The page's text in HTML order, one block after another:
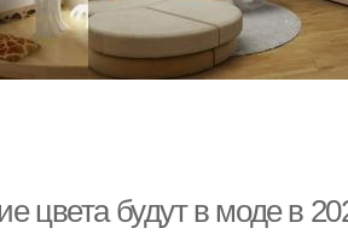
цвета будут в моде в